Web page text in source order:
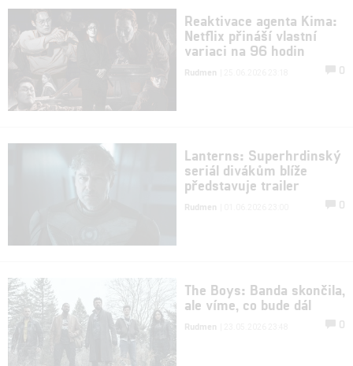
Reaktivace agenta Kima:
Netflix přináší vlastní
variaci na 96 hodin
Rudmen 0
Lanterns: Superhrdinský
seriál divákům blíže
představuje trailer
Rudmen 0
The Boys: Banda skončila,
ale víme, co bude dál
Rudmen 0